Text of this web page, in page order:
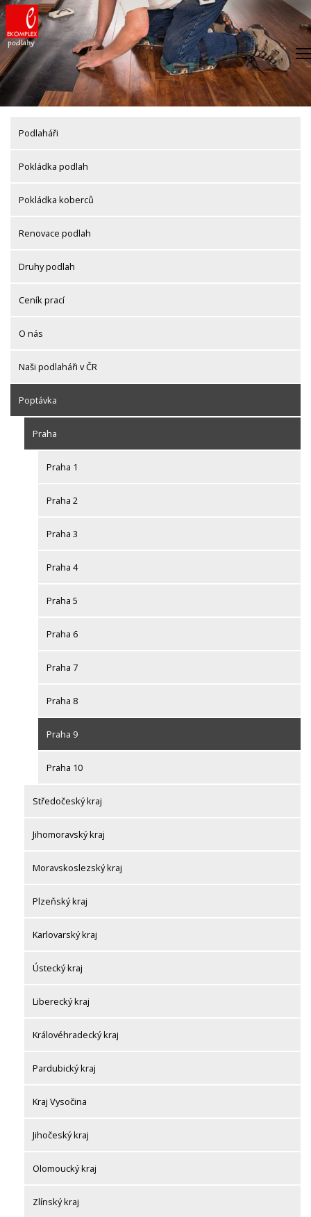
Skip
to
content
Podlaháři
Pokládka podlah
Pokládka koberců
Renovace podlah
Druhy podlah
Ceník prací
O nás
Naši podlaháři v ČR
Poptávka
Praha
Praha 1
Praha 2
Praha 3
Praha 4
Praha 5
Praha 6
Praha 7
Praha 8
Praha 9
Praha 10
Středočeský kraj
Jihomoravský kraj
Moravskoslezský kraj
Plzeňský kraj
Karlovarský kraj
Ústecký kraj
Liberecký kraj
Královéhradecký kraj
Pardubický kraj
Kraj Vysočina
Jihočeský kraj
Olomoucký kraj
Zlínský kraj